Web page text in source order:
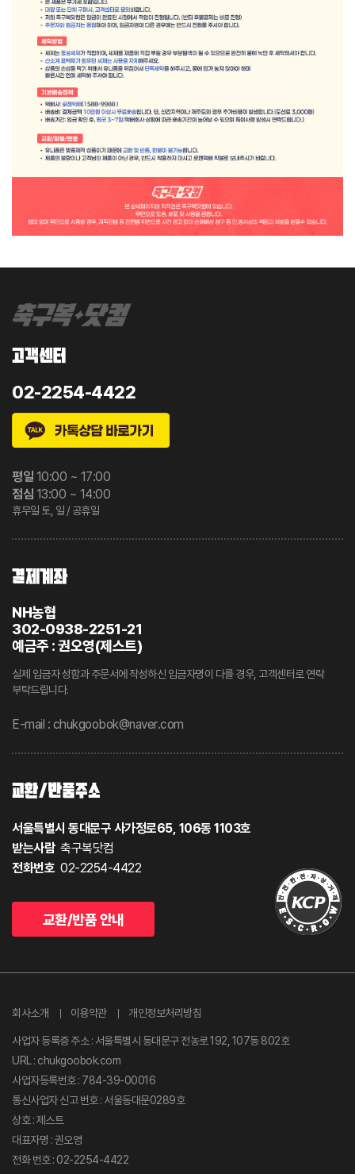
고객센터
02-2254-4422
평일10:00 ~ 17:00
점심13:00 ~ 14:00
휴무일 토, 일 / 공휴일
결제계좌
NH농협
302-0938-2251-21
예금주 : 권오영(제스트)
실제 입금자 성함과 주문서에 작성하신 입금자명이 다를 경우, 고객센터로 연락
부탁드립니다.
E-mail : chukgoobok@naver.com
교환/반품주소
서울특별시 동대문구 사가정로65, 106동 1103호
받는사람축구복닷컴
전화번호 02-2254-4422
교환/반품 안내
회사소개 이용약관
개인정보처리방침
사업자 등록증 주소 : 서울특별시 동대문구 전농로 192, 107동 802호
URL : chukgoobok.com
사업자등록번호 : 784-39-00016
통신사업자 신고 번호 : 서울동대문0289호
상호 : 제스트
대표자명 : 권오영
전화 번호 : 02-2254-4422